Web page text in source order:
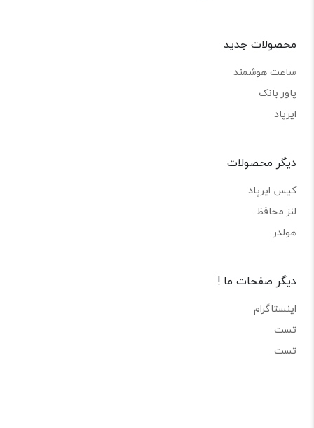
محصولات جدید
ساعت هوشمند
پاور بانک
ایرپاد
دیگر محصولات
کیس ایرپاد
لنز محافظ
هولدر
دیگر صفحات ما !
اینستاگرام
تست
تست